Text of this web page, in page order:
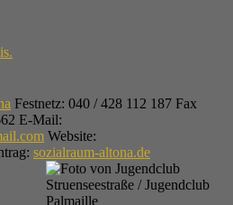
Festnetz: 040 / 428 112 187 Fax
E-Mail:
Website:
: sozialraum-altona.de